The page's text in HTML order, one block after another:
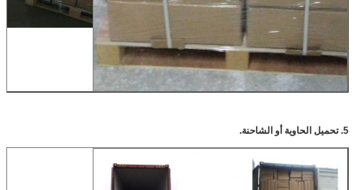
5. تحميل الحاوية أو الشاحنة.